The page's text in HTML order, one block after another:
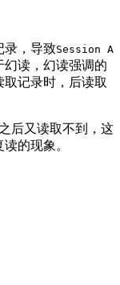
录，导致Session A
读，幻读强调的
记录时，后读取
后又读取不到，这
的现象。